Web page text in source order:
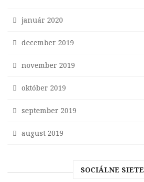
január 2020
december 2019
november 2019
október 2019
september 2019
august 2019
SOCIÁLNE SIETE